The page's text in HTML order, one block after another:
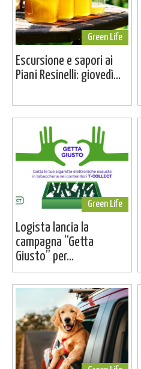
Green Life
Escursione e sapori ai
Piani Resinelli: giovedì...
Green Life
Logista lancia la
campagna “Getta
Giusto” per...